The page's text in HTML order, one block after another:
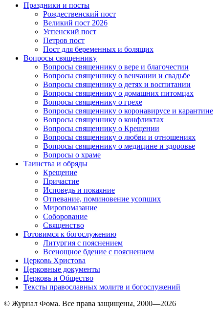
Праздники и посты
Рождественский пост
Великий пост 2026
Успенский пост
Петров пост
Пост для беременных и болящих
Вопросы священнику
Вопросы священнику о вере и благочестии
Вопросы священнику о венчании и свадьбе
Вопросы священнику о детях и воспитании
Вопросы священнику о домашних питомцах
Вопросы священнику о грехе
Вопросы священнику о коронавирусе и карантине
Вопросы священнику о конфликтах
Вопросы священнику о Крещении
Вопросы священнику о любви и отношениях
Вопросы священнику о медицине и здоровье
Вопросы о храме
Таинства и обряды
Крещение
Причастие
Исповедь и покаяние
Отпевание, поминовение усопших
Миропомазание
Соборование
Священство
Готовимся к богослужению
Литургия с пояснением
Всенощное бдение с пояснением
Церковь Христова
Церковные документы
Церковь и Общество
Тексты православных молитв и богослужений
© Журнал Фома. Все права защищены, 2000—2026